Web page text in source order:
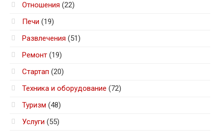
Отношения (22)
Печи (19)
Развлечения (51)
Ремонт (19)
Стартап (20)
Техника и оборудование (72)
Туризм (48)
Услуги (55)